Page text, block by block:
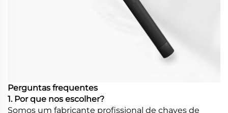
Perguntas frequentes
1. Por que nos escolher?
Somos um fabricante profissional de chaves de